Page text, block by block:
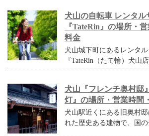
犬山の自転車 レンタル
『TateRin』の場所・
料金
犬山城下町にあるレンタ
『TateRin（たて輪）犬山
犬山『フレンチ奥村邸
灯』の場所・営業時間
犬山駅近くにある旧奥村
れた歴史ある建物で、国